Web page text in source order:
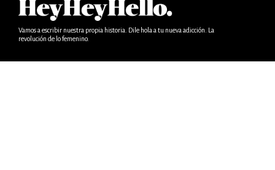
Vamos a escribir nuestra propia historia. Dile hola a tu nueva adicción. La
revolución de lo femenino.